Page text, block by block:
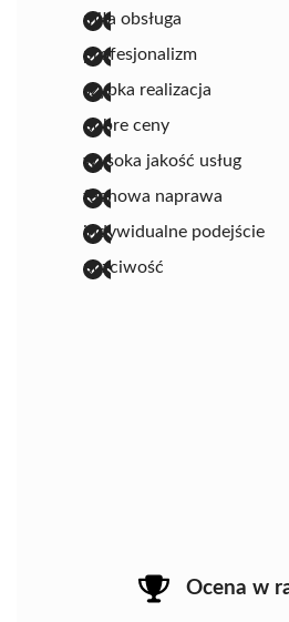
miła obsługa
profesjonalizm
szybka realizacja
dobre ceny
wysoka jakość usług
fachowa naprawa
indywidualne podejście
uczciwość
Ocena w